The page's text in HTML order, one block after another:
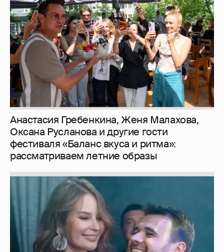
Анастасия Гребенкина, Женя Малахова,
Оксана Русланова и другие гости
фестиваля «Баланс вкуса и ритма»:
рассматриваем летние образы